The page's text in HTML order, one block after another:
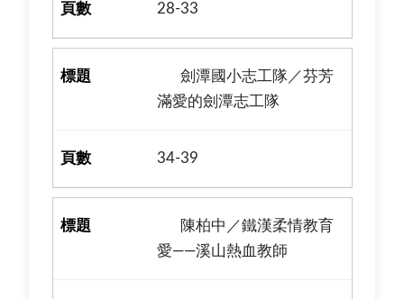
28-33
劍潭國小志工隊／芬芳
滿愛的劍潭志工隊
34-39
陳柏中／鐵漢柔情教育
愛——溪山熱血教師